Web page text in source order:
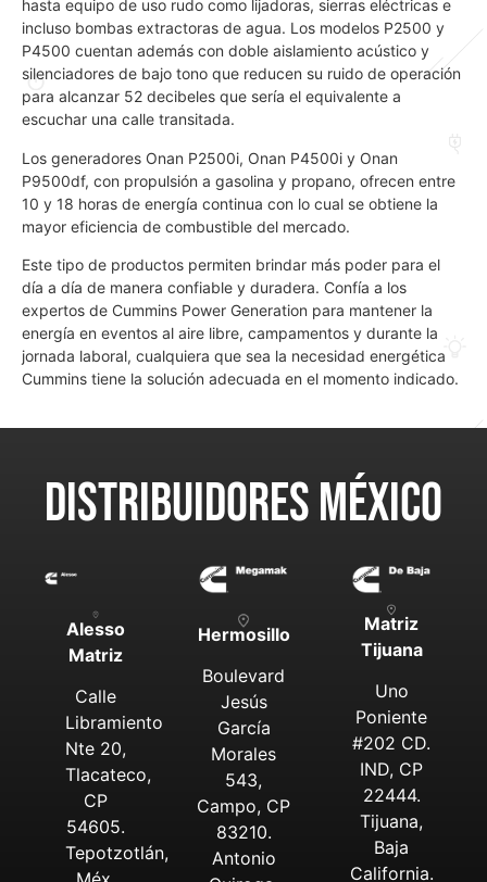
hasta equipo de uso rudo como lijadoras, sierras eléctricas e
incluso bombas extractoras de agua. Los modelos P2500 y
P4500 cuentan además con doble aislamiento acústico y
silenciadores de bajo tono que reducen su ruido de operación
para alcanzar 52 decibeles que sería el equivalente a
escuchar una calle transitada.
Los generadores Onan P2500i, Onan P4500i y Onan
P9500df, con propulsión a gasolina y propano, ofrecen entre
10 y 18 horas de energía continua con lo cual se obtiene la
mayor eficiencia de combustible del mercado.
Este tipo de productos permiten brindar más poder para el
día a día de manera confiable y duradera. Confía a los
expertos de Cummins Power Generation para mantener la
energía en eventos al aire libre, campamentos y durante la
jornada laboral, cualquiera que sea la necesidad energética
Cummins tiene la solución adecuada en el momento indicado.
DISTRIBUIDORES MÉXICO
Alesso
Matriz
Calle
Libramiento
Nte 20,
Tlacateco,
CP
54605.
Tepotzotlán,
Hermosillo
Boulevard
Jesús
García
Morales
543,
Campo, CP
83210.
Antonio
Matriz
Tijuana
Uno
Poniente
#202 CD.
IND, CP
22444.
Tijuana,
Baja
California.